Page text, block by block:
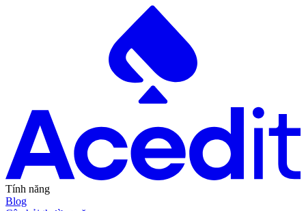
Tính năng
Blog